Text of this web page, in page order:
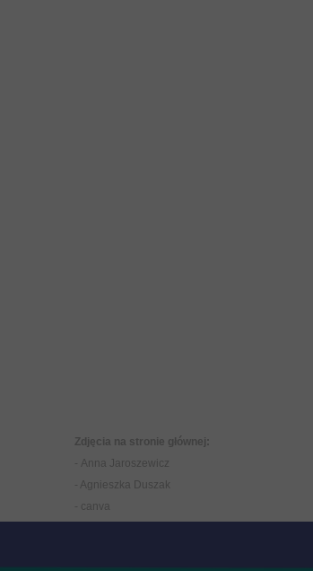
Zdjęcia na stronie głównej:
- Anna Jaroszewicz
- Agnieszka Duszak
- canva